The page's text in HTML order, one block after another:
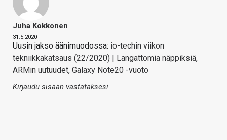
Juha Kokkonen
31.5.2020
Uusin jakso äänimuodossa: io-techin viikon
tekniikkakatsaus (22/2020) | Langattomia näppiksiä,
ARMin uutuudet, Galaxy Note20 -vuoto
Kirjaudu sisään vastataksesi